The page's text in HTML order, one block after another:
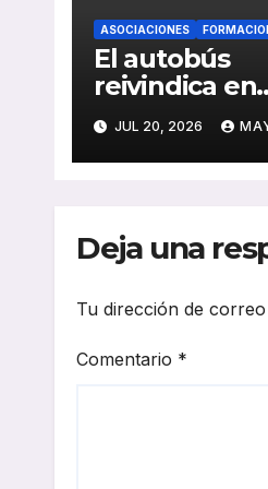
ASOCIACIONES
El autobús
reivindica en
Santander su
como eje de
movilidad
JUL 20, 2026
Deja una
Tu dirección de
Comentario *